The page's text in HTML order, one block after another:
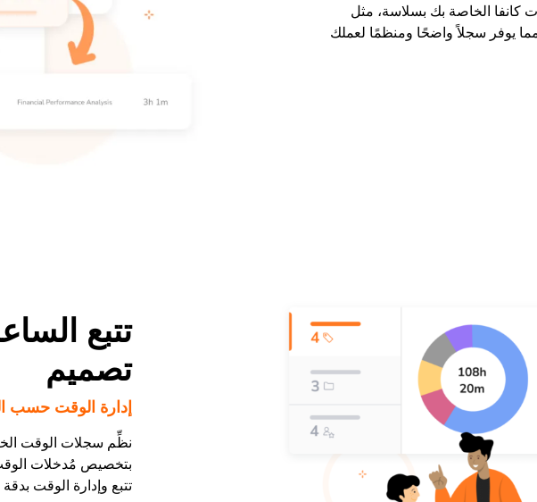
كانفا الخاصة بك بسلاسة، مثل
يوفر سجلاً واضحًا ومنظمًا لعملك
تتبع
تصميم
إدارة الوقت حسب
نظِّم سجلات الوقت
بتخصيص مُدخلات
تتبع وإدارة الوقت